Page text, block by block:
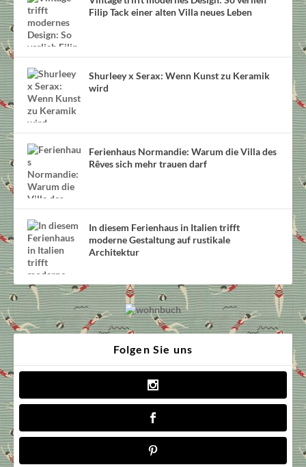
Filip Tack einer alten Villa neues Leben
Shurleey x Serax: Wenn Kunst zu Keramik
wird
Ferienhaus Normandie: Warum die Villa des
Rêves sich mehr trauen darf
In diesem Ferienhaus in Italien trifft
moderne Gestaltung auf rustikale
Architektur
Folgen Sie uns